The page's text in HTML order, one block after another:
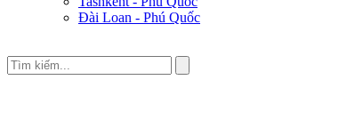
Đài Loan - Phú Quốc